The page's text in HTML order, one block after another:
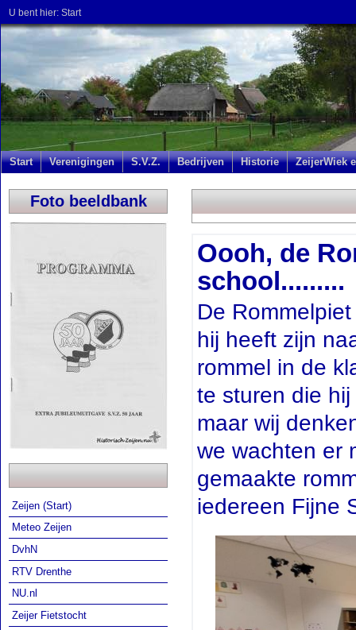
U bent hier: Start
Start Verenigingen S.V.Z. Bedrijven Historie ZeijerWiek
Foto beeldbank
Zeijen (Start)
Meteo Zeijen
DvhN
RTV Drenthe
NU.nl
Zeijer Fietstocht
Oooh, de
school.........
De
hij heeft zijn
rommel in de
te sturen die
maar wij
we wachten er
gemaakte
iedereen Fijne